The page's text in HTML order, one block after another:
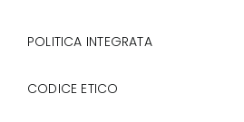
POLITICA INTEGRATA
CODICE ETICO